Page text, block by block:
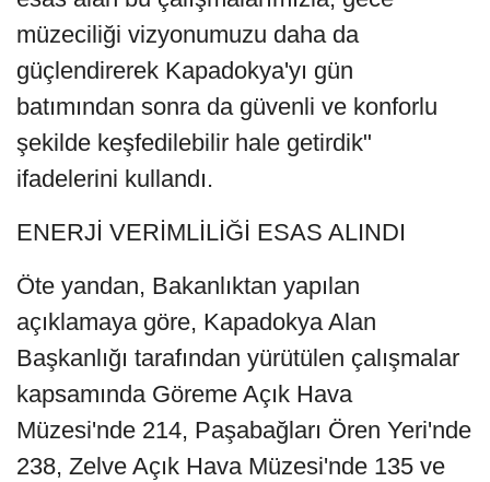
müzeciliği vizyonumuzu daha da
güçlendirerek Kapadokya'yı gün
batımından sonra da güvenli ve konforlu
şekilde keşfedilebilir hale getirdik"
ifadelerini kullandı.
ENERJİ VERİMLİLİĞİ ESAS ALINDI
Öte yandan, Bakanlıktan yapılan
açıklamaya göre, Kapadokya Alan
Başkanlığı tarafından yürütülen çalışmalar
kapsamında Göreme Açık Hava
Müzesi'nde 214, Paşabağları Ören Yeri'nde
238, Zelve Açık Hava Müzesi'nde 135 ve